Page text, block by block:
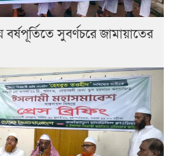
সুবর্ণচরে জামায়াতের